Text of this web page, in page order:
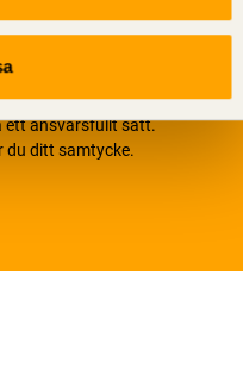
innebär att dina
ett ansvarsfullt sätt.
du ditt samtycke.